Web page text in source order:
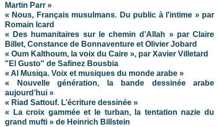
Martin Parr »
« Nous, Français musulmans. Du public à l'intime » par
Romain Icard
« Des humanitaires sur le chemin d’Allah » par Claire
Billet, Constance de Bonnaventure et Olivier Jobard
« Oum Kalthoum, la voix du Caire », par Xavier Villetard
"El Gusto" de Safinez Bousbia
« Al Musiqa. Voix et musiques du monde arabe »
« Nouvelle génération, la bande dessinée arabe
aujourd’hui »
« Riad Sattouf. L’écriture dessinée »
« La croix gammée et le turban, la tentation nazie du
grand mufti » de Heinrich Billstein